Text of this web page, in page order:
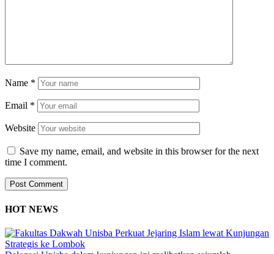
Name *
Email *
Website
Save my name, email, and website in this browser for the next
time I comment.
HOT NEWS